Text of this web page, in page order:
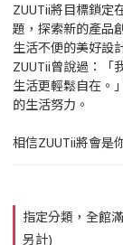
ZUUTii將目標鎖定
題，探索新的產品
生活不便的美好設
ZUUTii曾說過：「
生活更輕鬆自在。
的生活努力。
相信ZUUTii將會是
指定分類，全館
另計)